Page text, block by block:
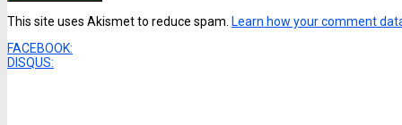
This site uses Akismet to reduce spam. Learn how your comment
FACEBOOK:
DISQUS: